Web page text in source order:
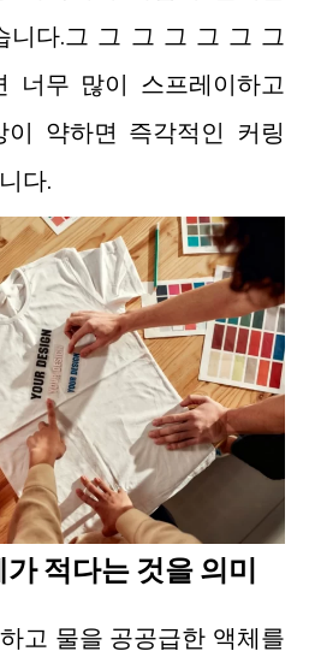
니다.그 그 그 그 그 그 그
너무 많이 스프레이하고
약하면 즉각적인 커링
다.
적다는 것을 의미
고 물을 공공급한 액체를